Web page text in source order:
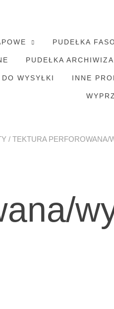
PUDEŁKA
PUDEŁKA
WYSYŁKI INNE
/ TEKTURA PERFOROWANA/